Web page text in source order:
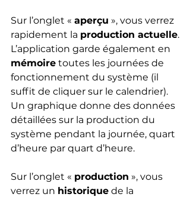
Sur l’onglet « aperçu », vous verrez
rapidement la production actuelle.
L’application garde également en
mémoire toutes les journées de
fonctionnement du système (il
suffit de cliquer sur le calendrier).
Un graphique donne des données
détaillées sur la production du
système pendant la journée, quart
d’heure par quart d’heure.
Sur l’onglet « production », vous
verrez un historique de la